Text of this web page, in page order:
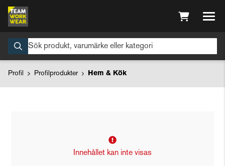
Profil Profilprodukter Hem & Kök
Innehållet kan inte visas